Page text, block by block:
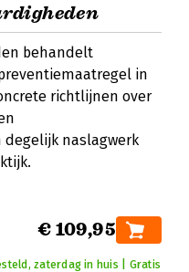
behandelt
in
richtlijnen over
degelijk naslagwerk
€ 109,95
zaterdag in huis | Gratis